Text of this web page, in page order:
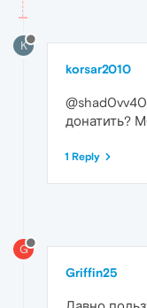
K
korsar2010
донатить?
1 Reply
G
Griffin25